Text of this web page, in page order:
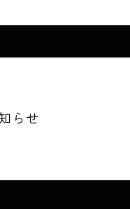
らせ